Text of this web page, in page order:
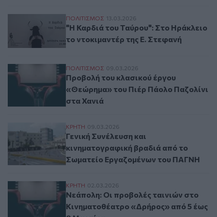
"Η Καρδιά του Ταύρου": Στο Ηράκλειο το
ΠΟΛΙΤΙΣΜΟΣ 13.03.2026
"Η Καρδιά του Ταύρου": Στο Ηράκλειο
το ντοκιμαντέρ της Ε. Στεφανή
Προβολή του κλασικού έργου
ΠΟΛΙΤΙΣΜΟΣ 09.03.2026
Προβολή του κλασικού έργου
«Θεώρημα» του Πιέρ Πάολο Παζολίνι
στα Χανιά
Γενική Συνέλευση και
ΚΡΗΤΗ 09.03.2026
Γενική Συνέλευση και
κινηματογραφική βραδιά από το
Σωματείο Εργαζομένων του ΠΑΓΝΗ
Νεάπολη: Οι προβολές ταινιών στο
ΚΡΗΤΗ 02.03.2026
Νεάπολη: Οι προβολές ταινιών στο
Κινηματοθέατρο «Δρήρος» από 5 έως